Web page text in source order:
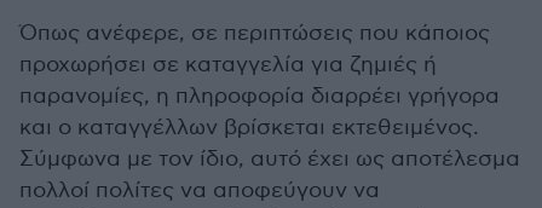
Όπως ανέφερε, σε περιπτώσεις που κάποιος
προχωρήσει σε καταγγελία για ζημιές ή
παρανομίες, η πληροφορία διαρρέει γρήγορα
και ο καταγγέλλων βρίσκεται εκτεθειμένος.
Σύμφωνα με τον ίδιο, αυτό έχει ως αποτέλεσμα
πολλοί πολίτες να αποφεύγουν να